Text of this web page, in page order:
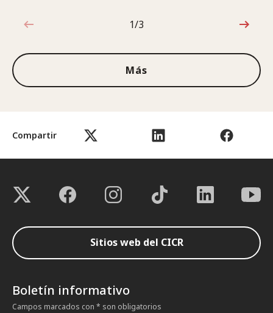
Compartir
1de3
1/3
Más
Sitios web del CICR
Boletín informativo
Campos marcados con * son obligatorios